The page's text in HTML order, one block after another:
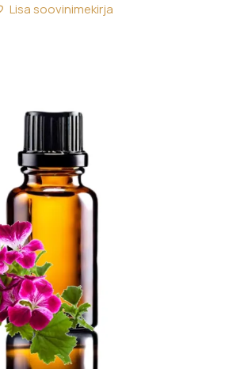
Lisa soovinimekirja